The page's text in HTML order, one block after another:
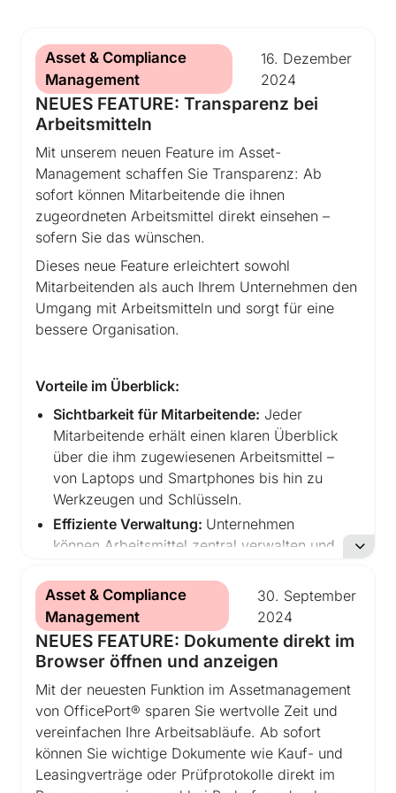
und dokumentieren alles
nachweisbar, sicher
und branchenspezifisch.
Wir zeigen Ihnen, wie modernes Asset &
Compliance Management funktioniert:
übersichtlich, automatisiert und vollkommen
unabhängig von verstreuten Dokumenten
und manuellen Prozessen.
Buchen Sie jetzt Ihren Beratungstermin und
Compliance Management live.
Nachweispflichten einzuhalten.
RISIKO:Termine werden übersehen,
Prüfergebnisse gehen verloren, Compliance-
Lücken entstehen – gesetzliche
Anforderungen können nicht sicher
eingehalten werden.
Neu und einzigartig:
Mit demneuen Asset & Compliance
Management von OfficePort®können Sie
jedes einzelne Ereignis individuell verwalten
und direkt mit Ihren
branchenspezifischen Anforderungen,
Keine veralteten Vorlagen, kein langes Suchen
– alles zentral organisiert und direkt
zugeordnet.
Abgedeckt werden unter anderem:
Funktions- und Sicherheitsprüfungen von
Bohrhämmern, Akkuschraubern oder
Maschinen
Gerüst- & Leiterprüfungen
PSA-Prüfungen
Maschinen- und Arbeitsmittelprüfungen
(z. B. Kreissägen, Hobelmaschinen,
Druckbehälter- und
Schweißgeräteprüfungen
MTK , STK, RDG, Assistina, Tintentest,
Seal-Check, uvm. in Arztpraxen
TÜV- oder Serviceterminen
Asset & Compliance
Management
16. Dezember
2024
NEUES FEATURE: Transparenz bei
Arbeitsmitteln
Mit unserem neuen Feature im Asset-
Management schaffen Sie Transparenz: Ab
sofort können Mitarbeitende die ihnen
zugeordneten Arbeitsmittel direkt einsehen –
sofern Sie das wünschen.
Dieses neue Feature erleichtert sowohl
Mitarbeitenden als auch Ihrem Unternehmen den
Umgang mit Arbeitsmitteln und sorgt für eine
bessere Organisation.
Vorteile im Überblick:
Sichtbarkeit für Mitarbeitende: Jeder
Mitarbeitende erhält einen klaren Überblick
über die ihm zugewiesenen Arbeitsmittel –
von Laptops und Smartphones bis hin zu
Werkzeugen und Schlüsseln.
Effiziente Verwaltung: Unternehmen
können Arbeitsmittel zentral verwalten und
Informationen schnell und unkompliziert
zugänglich sind.
Transparenz und Nachvollziehbarkeit:
Mitarbeitende sehen nicht nur ihre
aktuellen Arbeitsmittel, sondern können
auch Informationen wie Seriennummern,
Zustandsberichte oder Wartungsintervalle
einsehen.
Minimierung von Unklarheiten:Klare
Zuordnung und Dokumentation vermeiden
Asset & Compliance
Management
30. September
2024
NEUES FEATURE: Dokumente direkt im
Browser öffnen und anzeigen
Mit der neuesten Funktion im Assetmanagement
von OfficePort® sparen Sie wertvolle Zeit und
vereinfachen Ihre Arbeitsabläufe. Ab sofort
können Sie wichtige Dokumente wie Kauf- und
Leasingverträge oder Prüfprotokolle direkt im